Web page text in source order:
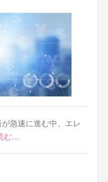
急速に進む中、エレ
む…